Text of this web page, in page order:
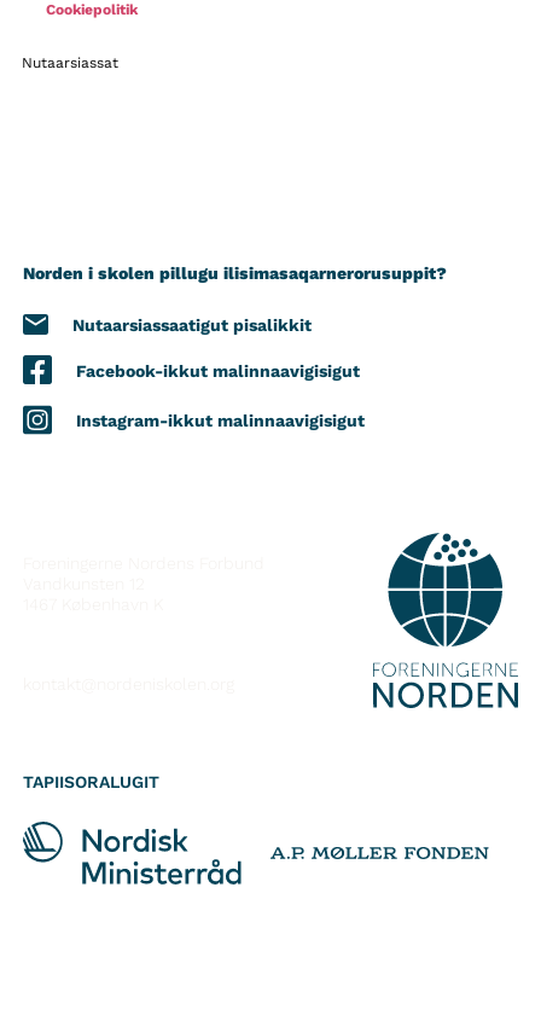
Cookiepolitik
Nutaarsiassat
Norden i skolen pillugu ilisimasaqarnerorusuppit?
Nutaarsiassaatigut pisalikkit
Facebook-ikkut malinnaavigisigut
Instagram-ikkut malinnaavigisigut
TAPIISORALUGIT